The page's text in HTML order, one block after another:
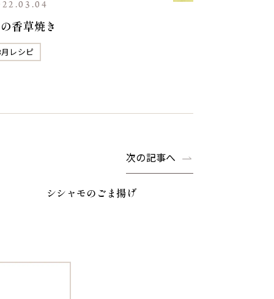
香草焼き
レシピ
次の記事へ
シシャモのごま揚げ